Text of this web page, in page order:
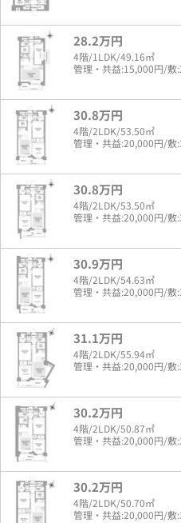
28.2万円
4階/1LDK/49.16㎡
管理・共益:15,000円/敷
30.8万円
4階/2LDK/53.50㎡
管理・共益:20,000円/敷
30.8万円
4階/2LDK/53.50㎡
管理・共益:20,000円/敷
30.9万円
4階/2LDK/54.63㎡
管理・共益:20,000円/敷
31.1万円
4階/2LDK/55.94㎡
管理・共益:20,000円/敷
30.2万円
4階/2LDK/50.87㎡
管理・共益:20,000円/敷
30.2万円
4階/2LDK/50.70㎡
管理・共益:20,000円/敷